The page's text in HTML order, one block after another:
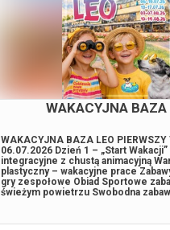
WAKACYJNA BAZA
WAKACYJNA BAZA LEO PIERWSZY
06.07.2026 Dzień 1 – „Start Wakacji”
integracyjne z chustą animacyjną
plastyczny – wakacyjne prace
gry zespołowe Obiad Sportowe
świeżym powietrzu Swobodna
animatorem 07.07.2026 Dzień 2 –
Zabawy z balonami modelinowymi
zabaw LEO Zabawy ruchowe i